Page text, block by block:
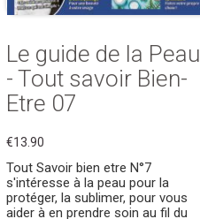
Le guide de la Peau
- Tout savoir Bien-
Etre 07
€13.90
Tout Savoir bien etre N°7
s'intéresse à la peau pour la
protéger, la sublimer, pour vous
aider à en prendre soin au fil du